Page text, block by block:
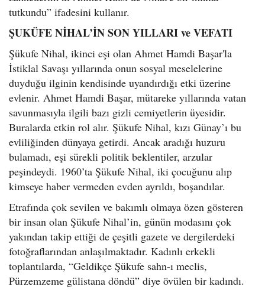
tutkundu” ifadesini kullanır.
ŞUKÜFE NİHAL’İN SON YILLARI ve VEFATI
Şükufe Nihal, ikinci eşi olan Ahmet Hamdi Başar'la
İstiklal Savaşı yıllarında onun sosyal meselelerine
duyduğu ilginin kendisinde uyandırdığı etki üzerine
evlenir. Ahmet Hamdi Başar, mütareke yıllarında vatan
savunmasıyla ilgili bazı gizli cemiyetlerin üyesidir.
Buralarda etkin rol alır. Şükufe Nihal, kızı Günay’ı bu
evliliğinden dünyaya getirdi. Ancak aradığı huzuru
bulamadı, eşi sürekli politik beklentiler, arzular
peşindeydi. 1960’ta Şükufe Nihal, iki çocuğunu alıp
kimseye haber vermeden evden ayrıldı, boşandılar.
Etrafında çok sevilen ve bakımlı olmaya özen gösteren
bir insan olan Şükufe Nihal’in, günün modasını çok
yakından takip ettiği de çeşitli gazete ve dergilerdeki
fotoğraflarından anlaşılmaktadır. Kadınlı erkekli
toplantılarda, “Geldikçe Şükufe sahn-ı meclis,
Pürzemzeme gülistana döndü” diye övülen bir kadındı.